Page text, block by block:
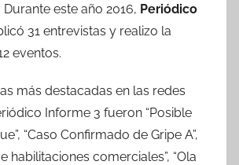
Durante este año 2016, Periódico
31 entrevistas y realizo la
eventos.
más destacadas en las redes
Informe 3 fueron “Posible
“Caso Confirmado de Gripe A”,
habilitaciones comerciales”, “Ola